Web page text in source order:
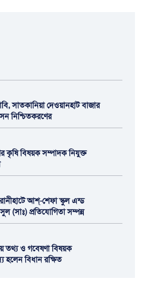
সাতকানিয়া দেওয়ানহাট বাজার
নিশ্চিতকরণের
কৃষি বিষয়ক সম্পাদক নিযুক্ত
আশ্-শেফা স্কুল এন্ড
(সাঃ) প্রতিযোগিতা সম্পন্ন
তথ্য ও গবেষণা বিষয়ক
হলেন বিধান রক্ষিত